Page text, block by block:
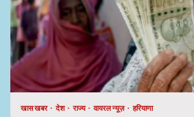
खास खबर देश राज्य वायरल न्यूज़ हरियाणा